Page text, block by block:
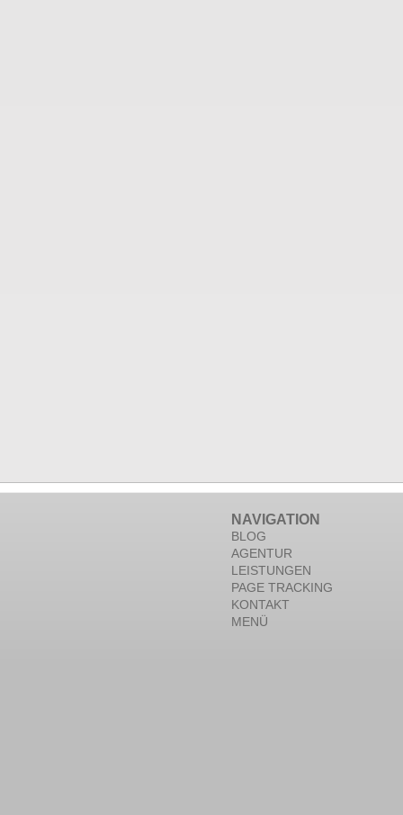
NAVIGATION
BLOG
AGENTUR
LEISTUNGEN
PAGE TRACKING
KONTAKT
MENÜ